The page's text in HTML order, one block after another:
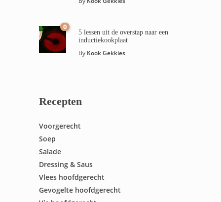
0
5 lessen uit de overstap naar een
inductiekookplaat
By Kook Gekkies
Recepten
Voorgerecht
Soep
Salade
Dressing & Saus
Vlees hoofdgerecht
Gevogelte hoofdgerecht